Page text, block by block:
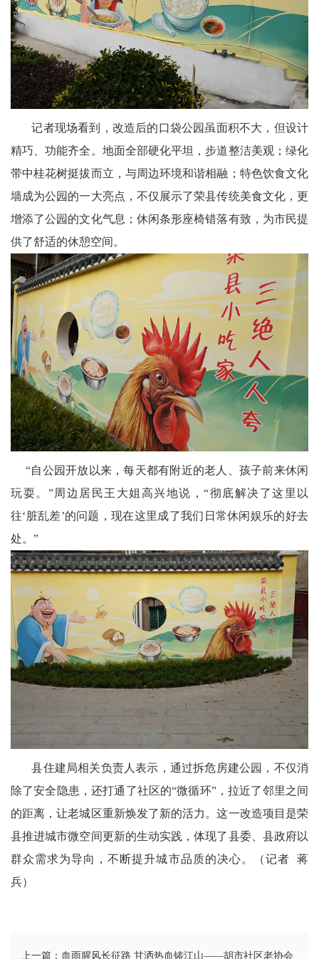
委
消
息
天
府
法
府
社
区
天
府
医
卫
天
游
府
文
学
记者现场看到，改造后的口袋公园虽面积不大，但设计
精巧、功能齐全。地面全部硬化平坦，步道整洁美观；绿化
带中桂花树挺拔而立，与周边环境和谐相融；特色饮食文化
墙成为公园的一大亮点，不仅展示了荣县传统美食文化，更
增添了公园的文化气息；休闲条形座椅错落有致，为市民提
供了舒适的休憩空间。
“自公园开放以来，每天都有附近的老人、孩子前来休闲
玩耍。”周边居民王大姐高兴地说，“彻底解决了这里以
往‘脏乱差’的问题，现在这里成了我们日常休闲娱乐的好去
处。”
县住建局相关负责人表示，通过拆危房建公园，不仅消
除了安全隐患，还打通了社区的“微循环”，拉近了邻里之间
的距离，让老城区重新焕发了新的活力。这一改造项目是荣
县推进城市微空间更新的生动实践，体现了县委、县政府以
群众需求为导向，不断提升城市品质的决心。（记者 蒋
兵）
上一篇：血雨腥风长征路 甘洒热血铸江山——胡市社区老协会